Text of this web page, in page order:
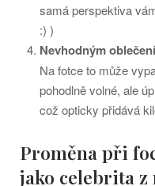
samá perspektiva
:) )
Nevhodným
Na fotce to může
pohodlně volné, ale
což opticky přidává
Proměna při
jako celebrita z